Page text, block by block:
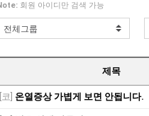
회원 아이디만 검색 가능
제목
[코] 온열증상 가볍게 보면 안됩니다.